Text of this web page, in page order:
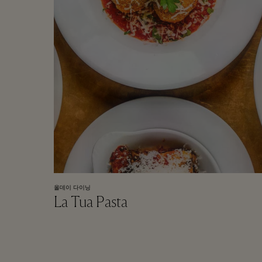
올데이 다이닝
La Tua Pasta